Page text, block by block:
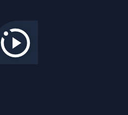
2026/06/30 5:01 مساءً